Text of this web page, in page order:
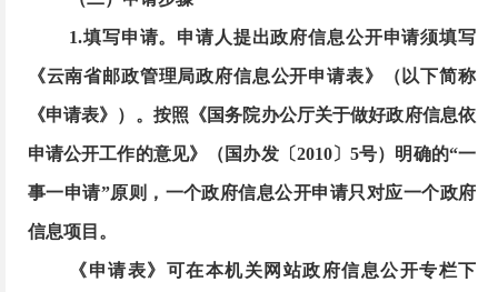
1.填写申请。申请人提出政府信息公开申请须填写
《云南省邮政管理局政府信息公开申请表》（以下简称
《申请表》）。按照《国务院办公厅关于做好政府信息依
申请公开工作的意见》（国办发〔2010〕5号）明确的“一
事一申请”原则，一个政府信息公开申请只对应一个政府
信息项目。
《申请表》可在本机关网站政府信息公开专栏下